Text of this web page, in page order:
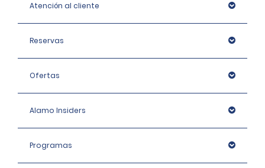
Atención al cliente
Reservas
Ofertas
Alamo Insiders
Programas